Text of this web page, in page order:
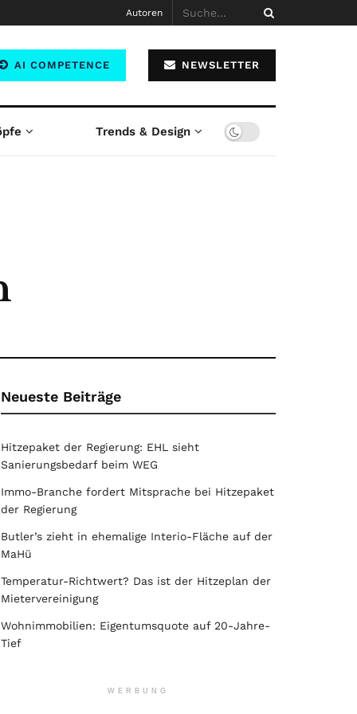
Autoren
AI COMPETENCE NEWSLETTER
Trends & Design
Neueste Beiträge
Hitzepaket der Regierung: EHL sieht
Sanierungsbedarf beim WEG
Immo-Branche fordert Mitsprache bei Hitzepaket
der Regierung
Butler’s zieht in ehemalige Interio-Fläche auf der
MaHü
Temperatur-Richtwert? Das ist der Hitzeplan der
Mietervereinigung
Wohnimmobilien: Eigentumsquote auf 20-Jahre-
Tief
WERBUNG